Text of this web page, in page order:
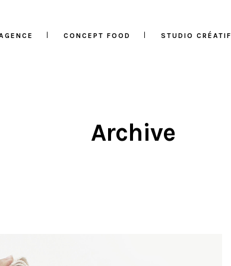
CONCEPT FOOD STUDIO CRÉATIF
Archive